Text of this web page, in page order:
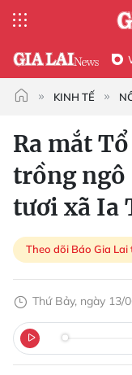
KINH TẾ
Ra mắt
trồng ngô
tươi xã Ia
Theo dõi Báo Gia Lai
Thứ Bảy, ngày 13/